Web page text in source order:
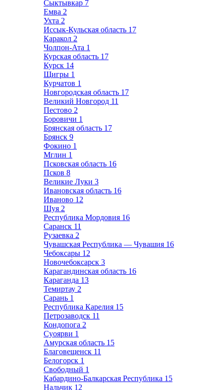
Сыктывкар 7
Емва 2
Ухта 2
Иссык-Кульская область 17
Каракол 2
Чолпон-Ата 1
Курская область 17
Курск 14
Щигры 1
Курчатов 1
Новгородская область 17
Великий Новгород 11
Пестово 2
Боровичи 1
Брянская область 17
Брянск 9
Фокино 1
Мглин 1
Псковская область 16
Псков 8
Великие Луки 3
Ивановская область 16
Иваново 12
Шуя 2
Республика Мордовия 16
Саранск 11
Рузаевка 2
Чувашская Республика — Чувашия 16
Чебоксары 12
Новочебоксарск 3
Карагандинская область 16
Караганда 13
Темиртау 2
Сарань 1
Республика Карелия 15
Петрозаводск 11
Кондопога 2
Суоярви 1
Амурская область 15
Благовещенск 11
Белогорск 1
Свободный 1
Кабардино-Балкарская Республика 15
Нальчик 12